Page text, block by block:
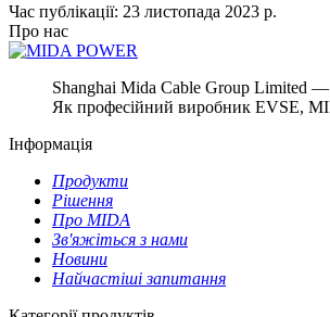
Час публікації: 23 листопада 2023 р.
Про нас
Shanghai Mida Cable Group Limited
Як професійний виробник EVSE,
Інформація
Продукти
Рішення
Про MIDA
Зв'яжіться з нами
Новини
Найчастіші запитання